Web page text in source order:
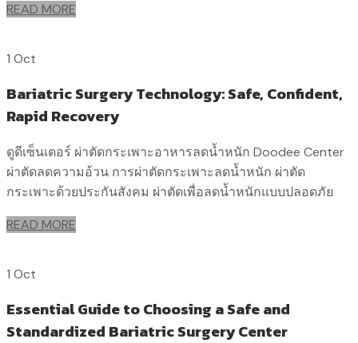
READ MORE
1 Oct
Bariatric Surgery Technology: Safe, Confident,
Rapid Recovery
ดูดีเซ็นเตอร์ ผ่าตัดกระเพาะอาหารลดน้ำหนัก Doodee Center
ผ่าตัดลดความอ้วน การผ่าตัดกระเพาะลดน้ำหนัก ผ่าตัด
กระเพาะด้วยประกันสังคม ผ่าตัดเพื่อลดน้ำหนักแบบปลอดภัย
READ MORE
1 Oct
Essential Guide to Choosing a Safe and
Standardized Bariatric Surgery Center